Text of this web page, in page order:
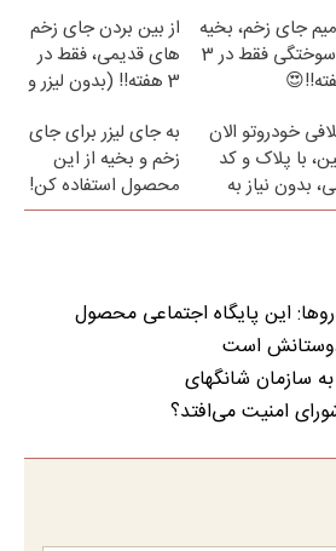
جای زخم، بخیه
و سوختگی فقط در 3
از بین بردن جای زخم
های قدیمی، فقط در
3 هفته!! (بدون لیزر و
خودروتو الان
با پلاک و کد
بدون نیاز به
حضوری
به جای لیزر برای جای
زخم و بخیه از این
محصول استفاده کن!
این پایگاه اجتماعی محصول
است
سازمان شانگهای
امنیت می‌افتد؟